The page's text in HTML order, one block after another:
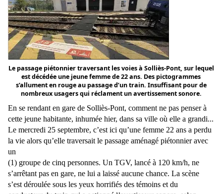
Le passage piétonnier traversant les voies à Solliès-Pont, sur lequel
est décédée une jeune femme de 22 ans. Des pictogrammes
s’allument en rouge au passage d’un train. Insuffisant pour de
nombreux usagers qui réclament un avertissement sonore.
En se rendant en gare de Solliès-Pont, comment ne pas penser à
cette jeune habitante, inhumée hier, dans sa ville où elle a grandi...
Le mercredi 25 septembre, c’est ici qu’une femme 22 ans a perdu
la vie alors qu’elle traversait le passage aménagé piétonnier avec
un
(1) groupe de cinq personnes. Un TGV, lancé à 120 km/h, ne
s’arrêtant pas en gare, ne lui a laissé aucune chance. La scène
s’est déroulée sous les yeux horrifiés des témoins et du